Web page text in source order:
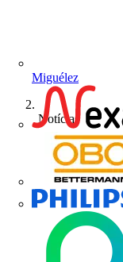
Miguélez
Notícias